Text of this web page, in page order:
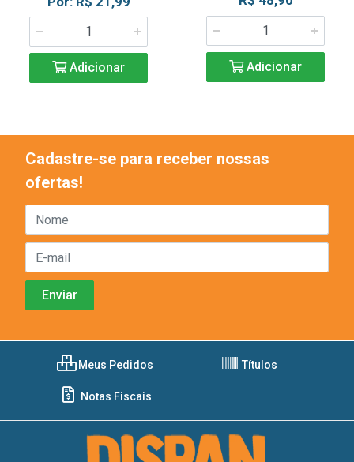
Adicionar Adicionar
Cadastre-se para receber nossas
ofertas!
Meus Pedidos Títulos
Notas Fiscais